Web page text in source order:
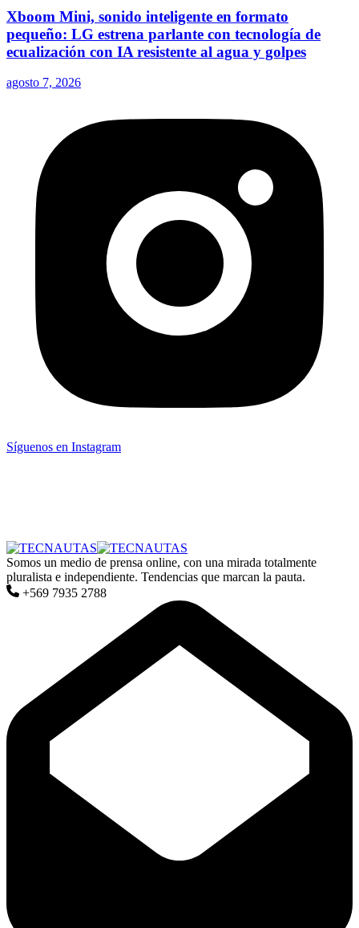
Xboom Mini, sonido inteligente en formato
pequeño: LG estrena parlante con tecnología de
ecualización con IA resistente al agua y golpes
agosto 7, 2026
Síguenos en Instagram
Somos un medio de prensa online, con una mirada totalmente
pluralista e independiente. Tendencias que marcan la pauta.
+569 7935 2788